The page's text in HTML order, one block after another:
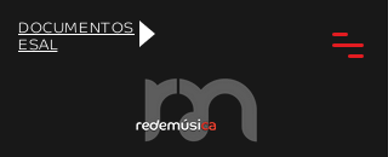
DOCUMENTOS
ESAL